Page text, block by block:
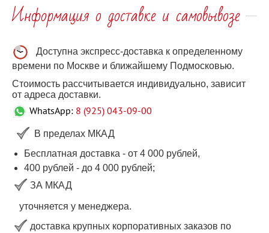
Информация о доставке и самовывозе
Доступна экспресс-доставка к определенному
времени по Москве и ближайшему Подмосковью.
Стоимость рассчитывается индивидуально, зависит
от адреса доставки.
WhatsApp: 8 (925) 043-09-00
В пределах МКАД
Бесплатная доставка - от 4 000 рублей,
400 рублей - до 4 000 рублей;
ЗА МКАД
уточняется у менеджера.
доставка крупных корпоративных заказов по